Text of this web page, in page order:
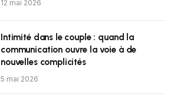
12 mai 2026
Intimité dans le couple : quand la
communication ouvre la voie à de
nouvelles complicités
5 mai 2026